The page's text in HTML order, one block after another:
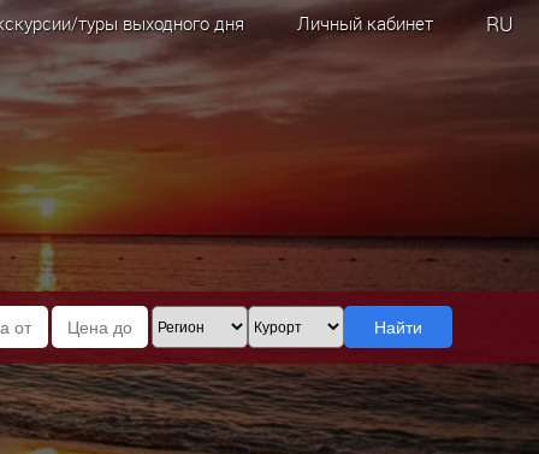
туры выходного дня Личный кабинет RU
Найти